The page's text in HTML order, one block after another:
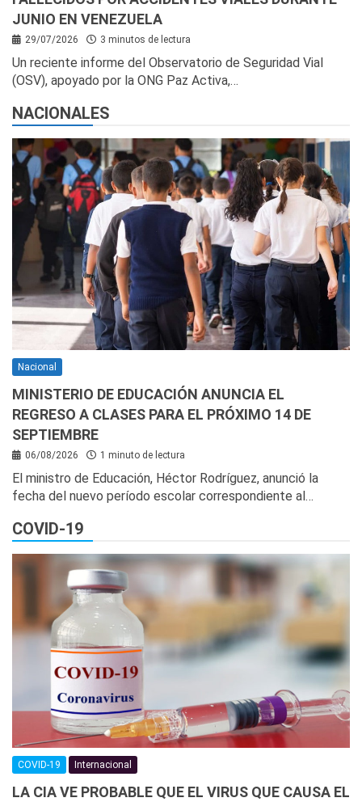
JUNIO EN VENEZUELA
29/07/2026 3 minutos de lectura
Un reciente informe del Observatorio de Seguridad Vial
(OSV), apoyado por la ONG Paz Activa,…
NACIONALES
Nacional
MINISTERIO DE EDUCACIÓN ANUNCIA EL
REGRESO A CLASES PARA EL PRÓXIMO 14 DE
SEPTIEMBRE
06/08/2026 1 minuto de lectura
El ministro de Educación, Héctor Rodríguez, anunció la
fecha del nuevo período escolar correspondiente al…
COVID-19
COVID-19 Internacional
LA CIA VE PROBABLE QUE EL VIRUS QUE CAUSA EL